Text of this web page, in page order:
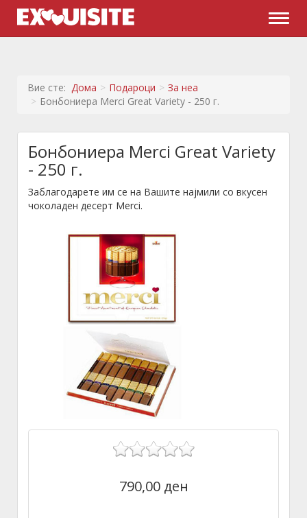
Вие сте: Дома Подароци
За неа
Бонбониера Merci Great Variety - 250 г.
Бонбониера Merci Great Variety
- 250 г.
Заблагодарете им се на Вашите најмили со вкусен
чоколаден десерт Merci.
790,00 ден